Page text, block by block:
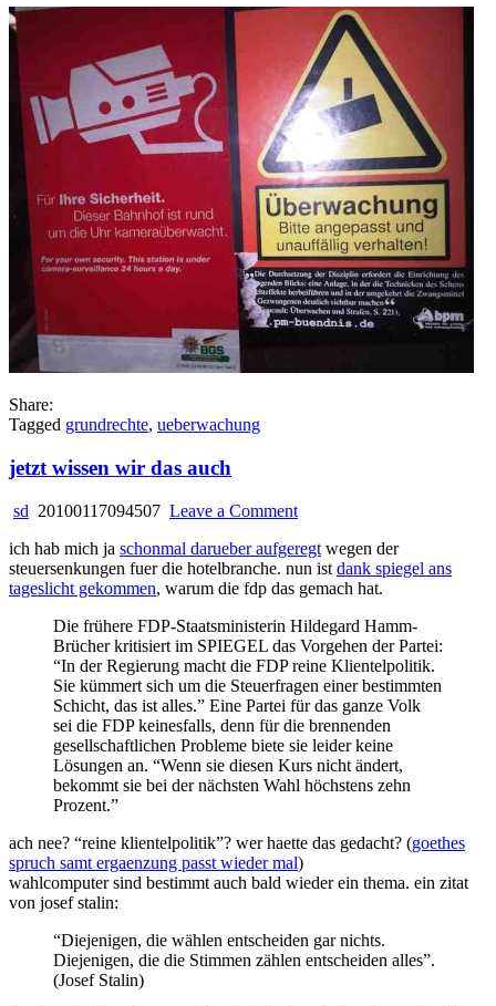
Share:
Tagged grundrechte, ueberwachung
jetzt wissen wir das auch
sd 20100117094507 Leave a Commenton
wissen
wir
das
ich hab mich ja schonmal darueber aufgeregt wegen der
steuersenkungen fuer die hotelbranche. nun ist dank spiegel ans
tageslicht gekommen, warum die fdp das gemach hat.
Die frühere FDP-Staatsministerin Hildegard Hamm-
Brücher kritisiert im SPIEGEL das Vorgehen der Partei:
“In der Regierung macht die FDP reine Klientelpolitik.
Sie kümmert sich um die Steuerfragen einer bestimmten
Schicht, das ist alles.” Eine Partei für das ganze Volk
sei die FDP keinesfalls, denn für die brennenden
gesellschaftlichen Probleme biete sie leider keine
Lösungen an. “Wenn sie diesen Kurs nicht ändert,
bekommt sie bei der nächsten Wahl höchstens zehn
Prozent.”
ach nee? “reine klientelpolitik”? wer haette das gedacht? (goethes
spruch samt ergaenzung passt wieder mal)
wahlcomputer sind bestimmt auch bald wieder ein thema. ein zitat
von josef stalin:
“Diejenigen, die wählen entscheiden gar nichts.
Diejenigen, die die Stimmen zählen entscheiden alles”.
(Josef Stalin)